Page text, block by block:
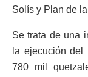
Solís y Plan de
Se trata de una
la ejecución del
780 mil